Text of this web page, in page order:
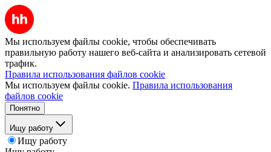
Мы используем файлы cookie, чтобы обеспечивать
правильную работу нашего веб-сайта и анализировать сетевой
трафик.
Правила использования файлов cookie
Мы используем файлы cookie. Правила использования
файлов cookie
Понятно
Ищу работу
Ищу работу